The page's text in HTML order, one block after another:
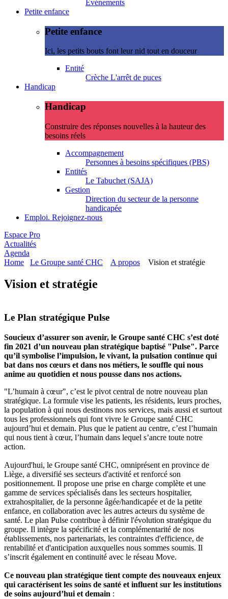
Evénements
Petite enfance
Petite enfance
Ici, les petits bouts font leur nid tout en douceur
Entité
Crèche L'arrêt de puces
Handicap
Handicap
Construire des réponses nouvelles à la hauteur des
besoins réels
Accompagnement
Personnes à besoins spécifiques (PBS)
Entités
Le Tabuchet (SAJA)
Gestion
Direction du secteur de la personne
handicapée
Emploi. Rejoignez-nous
Espace Pro
Actualités
Agenda
Home
Le Groupe santé CHC A propos Vision et stratégie
Vision et stratégie
Le Plan stratégique Pulse
Soucieux d’assurer son avenir, le Groupe santé CHC s’est doté
fin 2021 d’un nouveau plan stratégique baptisé "Pulse". Parce
qu’il symbolise l’impulsion, le vivant, la pulsation continue qui
bat dans nos cœurs et dans nos métiers, le souffle qui nous
anime au quotidien et nous pousse dans nos actions.
"L’humain à cœur", c’est le pivot central de notre nouveau plan
stratégique. La formule vise les patients, les résidents, leurs proches,
la population à qui nous destinons nos services, mais aussi et surtout
tous les professionnels qui font vivre le Groupe santé CHC
aujourd’hui et demain. Plus que le patient au centre, c’est l’humain
qui nous tient à cœur, l’humain dans lequel s’ancre toute notre
action.
Aujourd'hui, le Groupe santé CHC, omniprésent en province de
Liège, a diversifié ses secteurs d'activité et renforcé son
positionnement. Il propose une prise en charge complète et une
gamme de services spécialisés dans les secteurs hospitalier,
extrahospitalier, de la personne âgée/handicapée et de la petite
enfance, en collaboration avec les autres acteurs du système de
santé. Le plan Pulse contribue à définir l'évolution stratégique du
groupe. Il intègre la spécificité et la complémentarité de nos
établissements, nos partenariats, les contraintes d'efficience, de
rentabilité et d'anticipation auxquelles nous sommes soumis. Il
s’inscrit également en continuité avec le réseau Move.
Ce nouveau plan stratégique tient compte des nouveaux enjeux
qui caractérisent les soins de santé et influent sur les institutions
de soins aujourd’hui et demain :